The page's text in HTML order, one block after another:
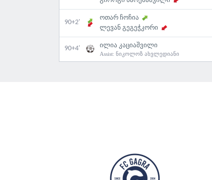
90+2'
ოთარ ჩოჩია
ლევან გეგეჭკორი
90+4' ილია კაციაშვილი
Assist: ნიკოლოზ ახვლედიანი